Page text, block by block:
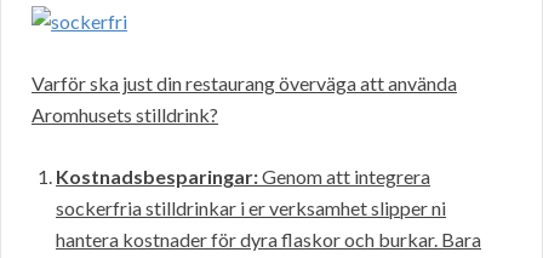
Varför ska just din restaurang överväga att använda
Aromhusets stilldrink?
Kostnadsbesparingar:Genom att integrera
sockerfria stilldrinkar i er verksamhet slipper ni
hantera kostnader för dyra flaskor och burkar. Bara